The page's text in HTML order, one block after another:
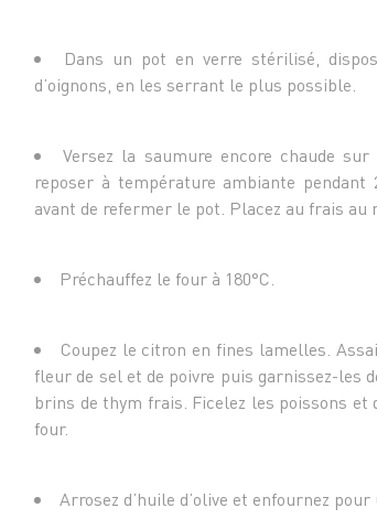
Dans un pot en verre stérilisé,
d’oignons, en les serrant le plus possible.
Versez la saumure encore chaude
reposer à température ambiante pendant
avant de refermer le pot. Placez au frais au
Préchauffez le four à 180°C.
Coupez le citron en fines lamelles.
fleur de sel et de poivre puis garnissez-les
brins de thym frais. Ficelez les poissons
four.
Arrosez d’huile d’olive et enfournez